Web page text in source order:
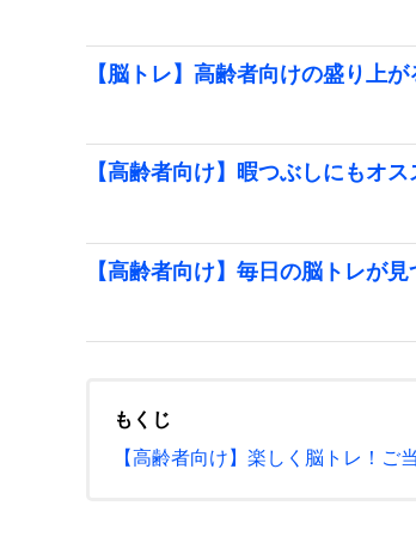
【脳トレ】高齢者向けの盛り上
【高齢者向け】暇つぶしにもオ
【高齢者向け】毎日の脳トレが
もくじ
【高齢者向け】楽しく脳トレ！ご